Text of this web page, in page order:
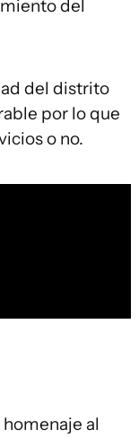
del
del distrito
por lo que
o no.
homenaje al